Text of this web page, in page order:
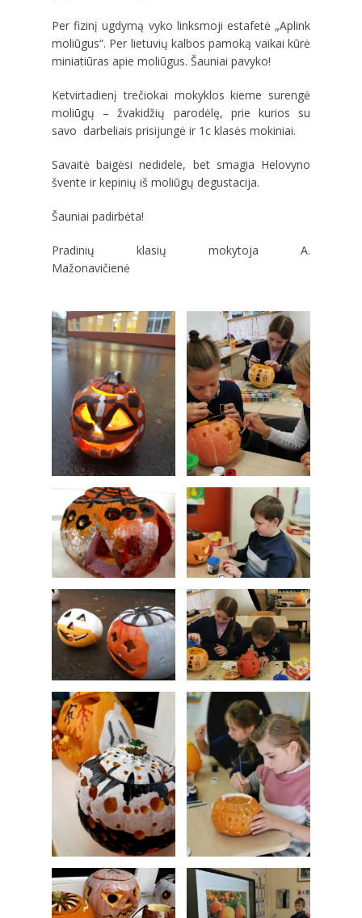
Per fizinį ugdymą vyko linksmoji estafetė „Aplink
moliūgus“. Per lietuvių kalbos pamoką vaikai kūrė
miniatiūras apie moliūgus. Šauniai pavyko!
Ketvirtadienį trečiokai mokyklos kieme surengė
moliūgų – žvakidžių parodėlę, prie kurios su
savo darbeliais prisijungė ir 1c klasės mokiniai.
Savaitė baigėsi nedidele, bet smagia Helovyno
švente ir kepinių iš moliūgų degustacija.
Šauniai padirbėta!
Pradinių klasių mokytoja A.
Mažonavičienė